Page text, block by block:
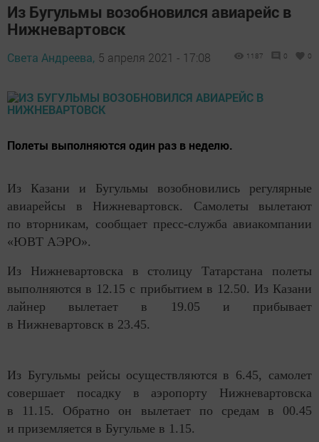
Из Бугульмы возобновился авиарейс в
Нижневартовск
Света Андреева, 5 апреля 2021 - 17:08 1187 0 0
Полеты выполняются один раз в неделю.
Из Казани и Бугульмы возобновились регулярные
авиарейсы в Нижневартовск. Самолеты вылетают
по вторникам, сообщает пресс-служба авиакомпании
«ЮВТ АЭРО».
Из Нижневартовска в столицу Татарстана полеты
выполняются в 12.15 с прибытием в 12.50. Из Казани
лайнер вылетает в 19.05 и прибывает
в Нижневартовск в 23.45.
Из Бугульмы рейсы осуществляются в 6.45, самолет
совершает посадку в аэропорту Нижневартовска
в 11.15. Обратно он вылетает по средам в 00.45
и приземляется в Бугульме в 1.15.